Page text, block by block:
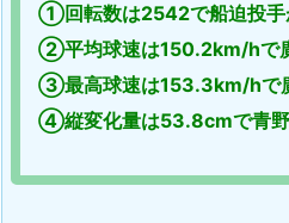
①回転数は2542で船迫投手
②平均球速は150.2km/hで
③最高球速は153.3km/hで
④縦変化量は53.8cmで青野